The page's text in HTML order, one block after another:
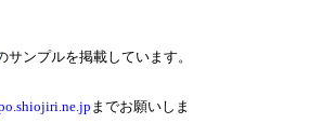
サンプルを掲載しています。
までお願いしま